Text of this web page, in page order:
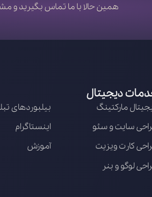
همین حالا با ما تماس بگیرید و
دیجیتال
مارکتینگ
سایت و سئو
کارت ویزیت
لوگو و بنر
بیلبوردهای
اینستاگرام
آموزش